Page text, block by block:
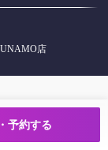
店
予約する